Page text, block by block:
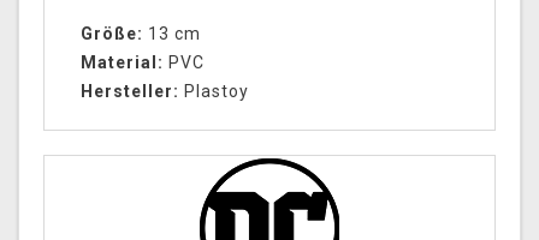
Größe: 13 cm
Material: PVC
Hersteller: Plastoy